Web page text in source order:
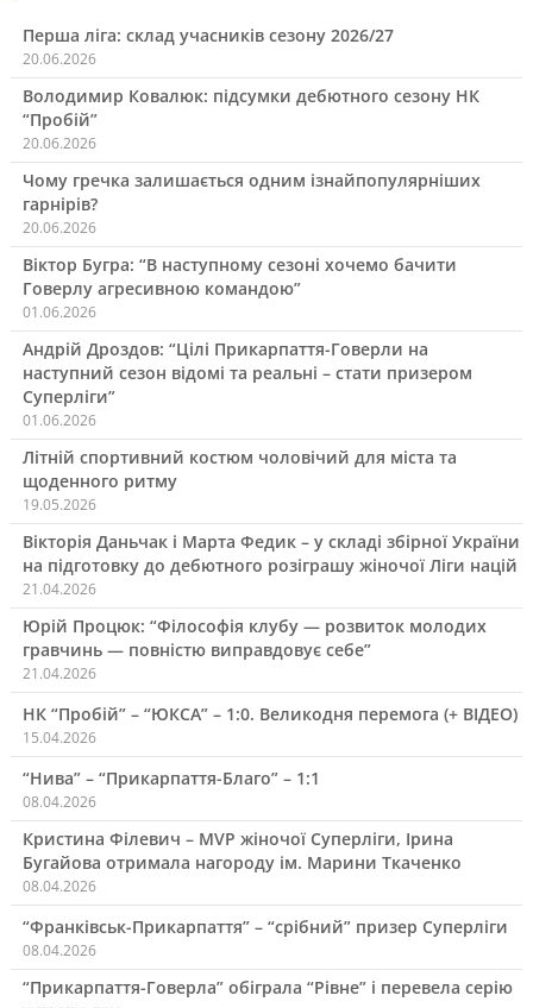
Перша ліга: склад учасників сезону 2026/27
20.06.2026
Володимир Ковалюк: підсумки дебютного сезону НК
“Пробій”
20.06.2026
Чому гречка залишається одним ізнайпопулярніших
гарнірів?
20.06.2026
Віктор Бугра: “В наступному сезоні хочемо бачити
Говерлу агресивною командою”
01.06.2026
Андрій Дроздов: “Цілі Прикарпаття-Говерли на
наступний сезон відомі та реальні – стати призером
Суперліги”
01.06.2026
Літній спортивний костюм чоловічий для міста та
щоденного ритму
19.05.2026
Вікторія Даньчак і Марта Федик – у складі збірної України
на підготовку до дебютного розіграшу жіночої Ліги націй
21.04.2026
Юрій Процюк: “Філософія клубу — розвиток молодих
гравчинь — повністю виправдовує себе”
21.04.2026
НК “Пробій” – “ЮКСА” – 1:0. Великодня перемога (+ ВІДЕО)
15.04.2026
“Нива” – “Прикарпаття-Благо” – 1:1
08.04.2026
Кристина Філевич – MVP жіночої Суперліги, Ірина
Бугайова отримала нагороду ім. Марини Ткаченко
08.04.2026
“Франківськ-Прикарпаття” – “срібний” призер Суперліги
08.04.2026
“Прикарпаття-Говерла” обіграла “Рівне” і перевела серію